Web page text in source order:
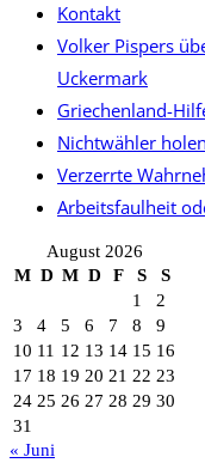
Kontakt
Volker Pispers
Uckermark
Griechenland-
Nichtwähler
Verzerrte
Arbeitsfaulheit
August 2026
M D M D F S
S
1
2
3
4 5 6 7 8
9
10 11 12 13 14 15 16
17 18 19 20 21 22 23
24 25 26 27 28 29 30
31
« Juni